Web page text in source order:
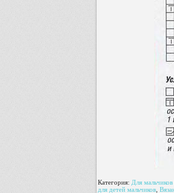
Категория: Для мальчиков
для детей мальчиков